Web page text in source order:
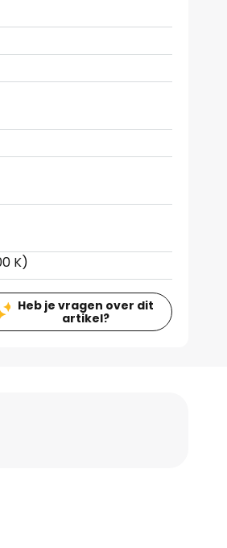
K)
Heb je vragen over dit
artikel?